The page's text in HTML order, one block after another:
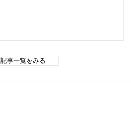
記事一覧をみる